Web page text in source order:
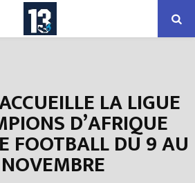
LA LIGUE
D’AFRIQUE
FOOTBALL DU 9 AU